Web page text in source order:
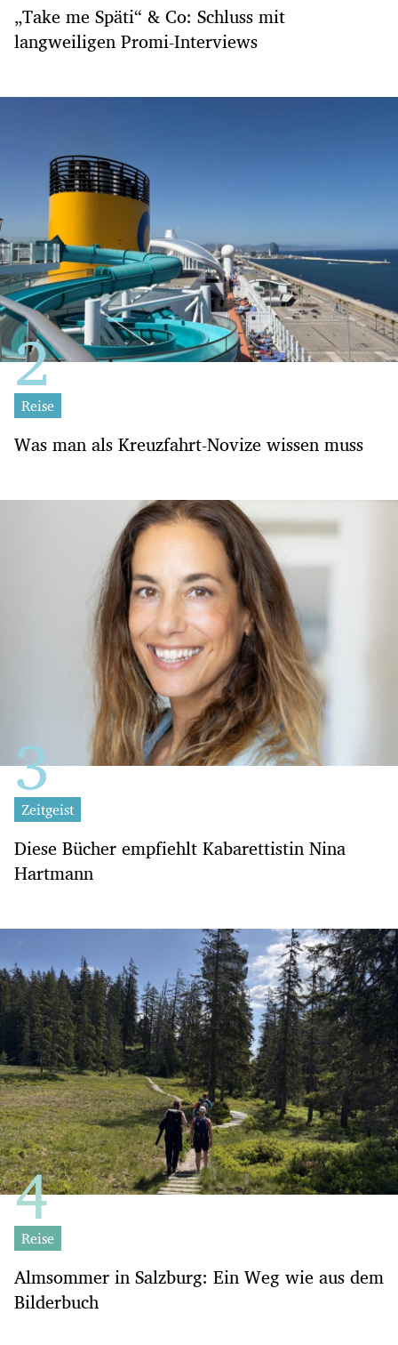
„Take me Späti“ & Co: Schluss mit
langweiligen Promi-Interviews
Reise
Was man als Kreuzfahrt-Novize wissen muss
Zeitgeist
Diese Bücher empfiehlt Kabarettistin Nina
Hartmann
Reise
Almsommer in Salzburg: Ein Weg wie aus dem
Bilderbuch